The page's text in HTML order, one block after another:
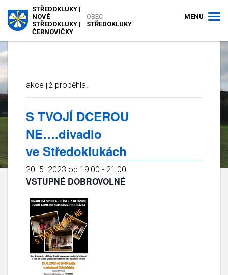
OBEC
STŘEDOKLUKY
STŘEDOKLUKY |
NOVÉ
STŘEDOKLUKY |
ČERNOVIČKY
MENU
akce již proběhla.
S TVOJÍ DCEROU
NE….divadlo
ve Středoklukách
20. 5. 2023 od 19:00 - 21:00
VSTUPNÉ DOBROVOLNÉ